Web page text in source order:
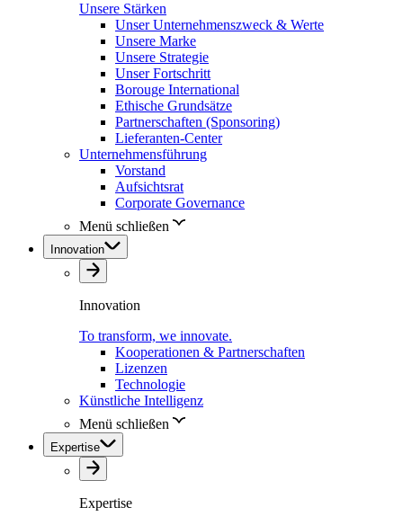
Unsere Stärken
Unser Unternehmenszweck & Werte
Unsere Marke
Unsere Strategie
Unser Fortschritt
Borouge International
Ethische Grundsätze
Partnerschaften (Sponsoring)
Lieferanten-Center
Unternehmensführung
Vorstand
Aufsichtsrat
Corporate Governance
Menü schließen
Innovation
Innovation
To transform, we innovate.
Kooperationen & Partnerschaften
Lizenzen
Technologie
Künstliche Intelligenz
Menü schließen
Expertise
Expertise